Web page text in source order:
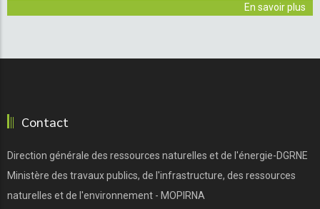
En savoir plus
Contact
Direction générale des ressources naturelles et de l'énergie-DGRNE
Ministère des travaux publics, de l'infrastructure, des ressources
naturelles et de l'environnement - MOPIRNA